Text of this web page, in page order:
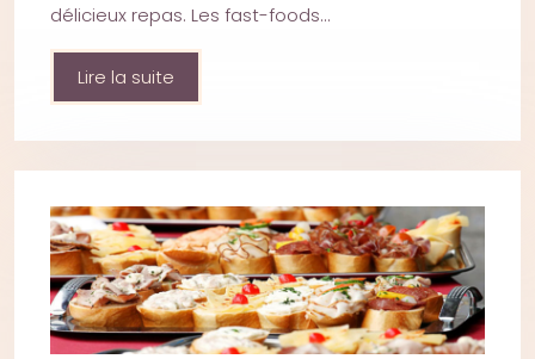
délicieux repas. Les fast-foods…
Lire la suite